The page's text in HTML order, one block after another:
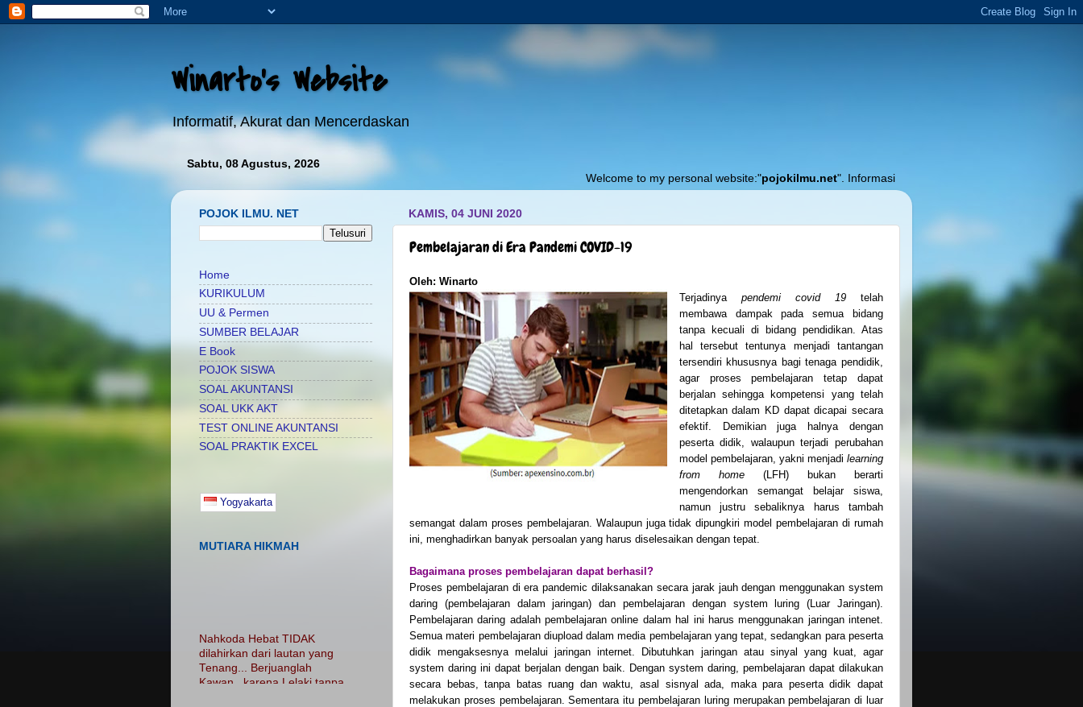
Winarto's Website
Informatif, Akurat dan Mencerdaskan
Sabtu, 08 Agustus, 2026
Welcome to my personal website:"pojokilmu.net". Informasi Akurat Seputar Pendidikan, Pembelajaran dan
KAMIS, 04 JUNI 2020
Pembelajaran di Era Pandemi COVID-19
Oleh: Winarto
Terjadinya pendemi covid 19telah
membawa dampak pada semua bidang
tanpa kecuali di bidang pendidikan. Atas
hal tersebut tentunya menjadi tantangan
tersendiri khususnya bagi tenaga pendidik,
agar proses pembelajaran tetap dapat
berjalan sehingga kompetensi yang telah
ditetapkan dalam KD dapat dicapai secara
efektif. Demikian juga halnya dengan
peserta didik, walaupun terjadi perubahan
model pembelajaran, yakni menjadi learning
from home(LFH) bukan berarti
mengendorkan semangat belajar siswa,
namun justru sebaliknya harus tambah
semangat dalam proses pembelajaran. Walaupun juga tidak dipungkiri model pembelajaran di rumah
ini, menghadirkan banyak persoalan yang harus diselesaikan dengan tepat.
Bagaimana proses pembelajaran dapat berhasil?
Proses pembelajaran di era pandemic dilaksanakan secara jarak jauh dengan menggunakan system
daring (pembelajaran dalam jaringan) dan pembelajaran dengan system luring (Luar Jaringan).
Pembelajaran daring adalah pembelajaran online dalam hal ini harus menggunakan jaringan intenet.
Semua materi pembelajaran diupload dalam media pembelajaran yang tepat, sedangkan para peserta
didik mengaksesnya melalui jaringan internet. Dibutuhkan jaringan atau sinyal yang kuat, agar
system daring ini dapat berjalan dengan baik. Dengan system daring, pembelajaran dapat dilakukan
secara bebas, tanpa batas ruang dan waktu, asal sisnyal ada, maka para peserta didik dapat
melakukan proses pembelajaran. Sementara itu pembelajaran luring merupakan pembelajaran di luar
POJOK ILMU. NET
Home
KURIKULUM
UU & Permen
SUMBER BELAJAR
E Book
POJOK SISWA
SOAL AKUNTANSI
SOAL UKK AKT
TEST ONLINE AKUNTANSI
SOAL PRAKTIK EXCEL
Yogyakarta
MUTIARA HIKMAH
dilahirkan dari lautan yang
Tenang... Berjuanglah
Kawan.. karena Lelaki tanpa
luka adalah Lelaki Tanpa